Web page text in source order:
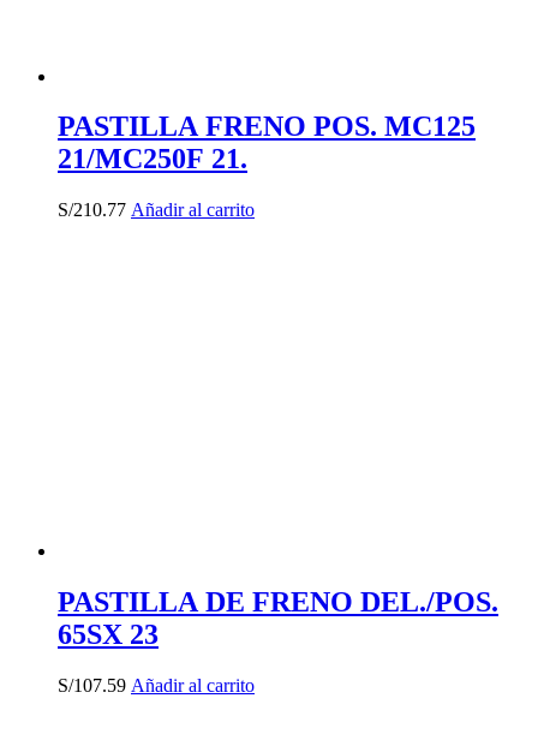
PASTILLA FRENO POS. MC125
21/MC250F 21.
S/210.77 Añadir al carrito
PASTILLA DE FRENO DEL./POS.
65SX 23
S/107.59 Añadir al carrito